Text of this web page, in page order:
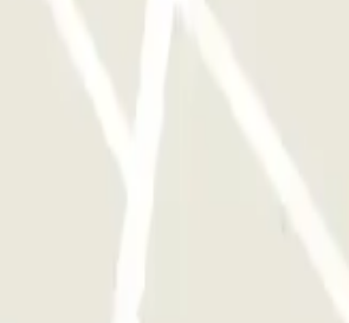
sauber. Öffnen und schließen des Tores